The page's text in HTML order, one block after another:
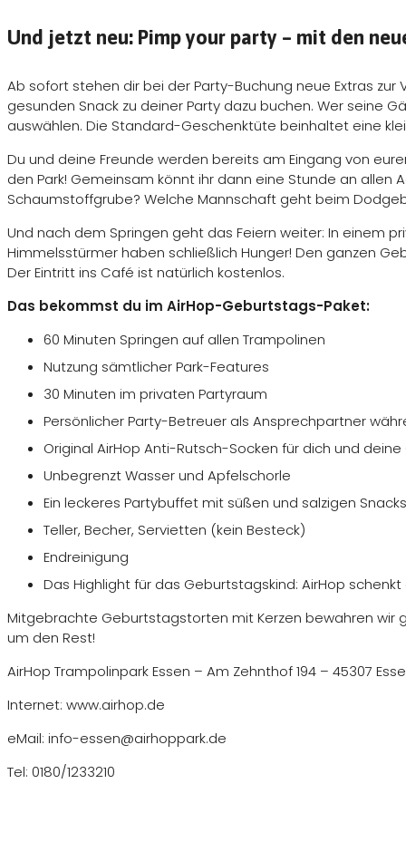
Erfurt
Frankfurt
Hannover
Karlsruhe
Köln
Leipzig
München
Münster
Stuttgart
Events
Blog & Magazin
Und jetzt neu: Pimp your party – mit den
Ab sofort stehen dir bei der Party-Buchung neue Extras
gesunden Snack zu deiner Party dazu buchen. Wer seine
auswählen. Die Standard-Geschenktüte beinhaltet eine
Du und deine Freunde werden bereits am Eingang von
den Park! Gemeinsam könnt ihr dann eine Stunde an
Schaumstoffgrube? Welche Mannschaft geht beim
Und nach dem Springen geht das Feiern weiter: In einem
Himmelsstürmer haben schließlich Hunger! Den ganzen
Der Eintritt ins Café ist natürlich kostenlos.
Das bekommst du im AirHop-Geburtstags-Paket:
60 Minuten Springen auf allen Trampolinen
Nutzung sämtlicher Park-Features
30 Minuten im privaten Partyraum
Persönlicher Party-Betreuer als Ansprechpartner
Original AirHop Anti-Rutsch-Socken für dich und
Unbegrenzt Wasser und Apfelschorle
Ein leckeres Partybuffet mit süßen und salzigen
Teller, Becher, Servietten (kein Besteck)
Endreinigung
Das Highlight für das Geburtstagskind: AirHop
Mitgebrachte Geburtstagstorten mit Kerzen bewahren wir
um den Rest!
AirHop Trampolinpark Essen – Am Zehnthof 194 – 45307
Internet: www.airhop.de
eMail: info-essen@airhoppark.de
Tel: 0180/1233210